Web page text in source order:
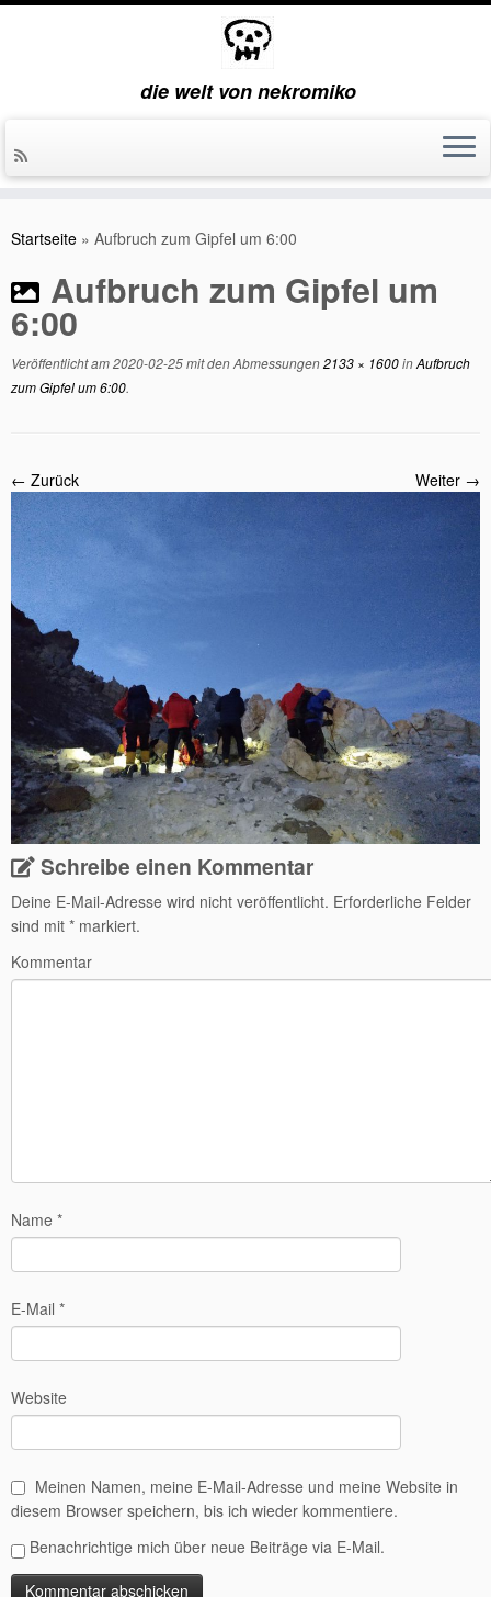
Inhalt
die welt von nekromiko
Startseite » Aufbruch zum Gipfel um 6:00
Aufbruch zum Gipfel um
6:00
Veröffentlicht am2020-02-25mit den Abmessungen2133 × 1600inAufbruch
zum Gipfel um 6:00.
← Zurück Weiter →
Schreibe einen Kommentar
Deine E-Mail-Adresse wird nicht veröffentlicht. Erforderliche Felder
sind mit * markiert.
Kommentar
Name *
E-Mail *
Website
Meinen Namen, meine E-Mail-Adresse und meine Website in
diesem Browser speichern, bis ich wieder kommentiere.
Benachrichtige mich über neue Beiträge via E-Mail.